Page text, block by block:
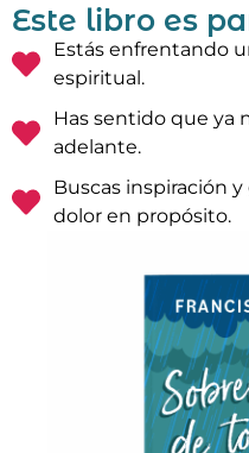
Este libro es
Estás enfrentando
espiritual.
Has sentido que ya
adelante.
Buscas inspiración
dolor en propósito.